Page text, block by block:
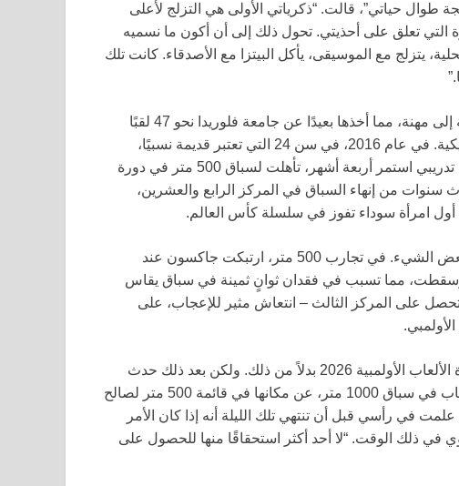
طوال حياتي”، قالت. “ذكرياتي الأولى هي التزلج لأعلى
التي تعلق على أحذيتي. تحول ذلك إلى أن أكون ما نسميه
يتزلج مع الموسيقى، يأكل البيتزا مع الأصدقاء. كانت تلك
تحولت هواية جاكسون في التزلج على العجلات بسرعة إلى مهنة، مما أخذها بعيدًا عن جامعة فلوريدا نحو 47 لقبًا
وظهور بارز ك”جامر” في فريق ديربي كرة القدم الأمريكية. في عام 2016، في سن 24 التي تعتبر قديمة نسبيًا،
قفزت إلى التزلج السريع دون أي خبرة سابقة. بعد دفع تدريبي استمر أربعة أشهر، تأهلت لسباق 500 متر في دورة
في بيونغ تشانغ. بعد ثلاث سنوات من إنهاء السباق في المركز الرابع والعشرين،
امرأة سوداء تفوز في سلسلة كأس العالم.
حمل هذا الزخم نحو ألعاب بكين – ربما بسرعة كبيرة بعض الشيء. في تجارب 500 متر، ارتبكت جاكسون عند
وسقطت، مما تسبب في فقدان ثوانٍ ثمينة في سباق يقاس
على المركز الثالث – انتعاش مثير للإعجاب، على
كانت جاكسون قد تصالحت مع فكرة التركيز على دورة الألعاب الأولمبية 2026 بدلاً من ذلك. ولكن بعد ذلك حدث
شيء فضولي: تخلت بريتني بوي، التي تأهلت أيضًا للألعاب في سباق 1000 متر، عن مكانها في قائمة 500 متر لصالح
في رأسي قبل أن تنتهي تلك الليلة أنه إذا كان الأمر
في ذلك الوقت. “لا أحد أكثر استحقاقًا منها للحصول على